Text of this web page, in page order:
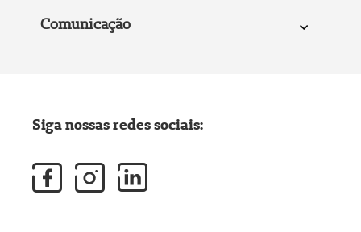
Comunicação
Siga nossas redes sociais: